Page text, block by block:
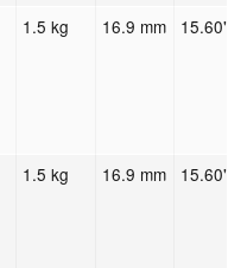
1.5 kg 16.9 mm 15.60"
1.5 kg 16.9 mm 15.60"